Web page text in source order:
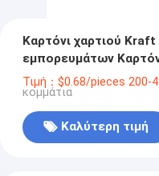
Καρτόνι χαρτιού
εμπορευμάτων
ταχυδρομείου
Τιμή：$0.68/pieces 200-
κομμάτια
Καλύτερη τιμή